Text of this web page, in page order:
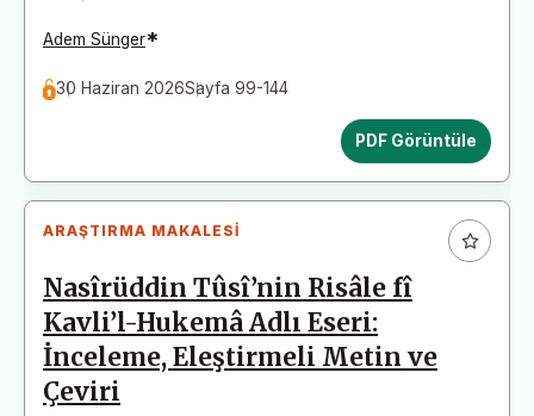
Adem Sünger*
30 Haziran 2026Sayfa 99-144
PDF Görüntüle
ARAŞTIRMA MAKALESI
Nasîrüddin Tûsî’nin Risâle fî
Kavli’l-Hukemâ Adlı Eseri:
İnceleme, Eleştirmeli Metin ve
Çeviri